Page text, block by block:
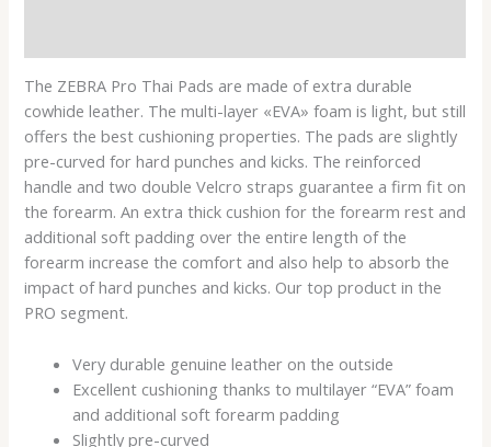
The ZEBRA Pro Thai Pads are made of extra durable
cowhide leather. The multi-layer «EVA» foam is light, but still
offers the best cushioning properties. The pads are slightly
pre-curved for hard punches and kicks. The reinforced
handle and two double Velcro straps guarantee a firm fit on
the forearm. An extra thick cushion for the forearm rest and
additional soft padding over the entire length of the
forearm increase the comfort and also help to absorb the
impact of hard punches and kicks. Our top product in the
PRO segment.
Very durable genuine leather on the outside
Excellent cushioning thanks to multilayer “EVA” foam
and additional soft forearm padding
Slightly pre-curved